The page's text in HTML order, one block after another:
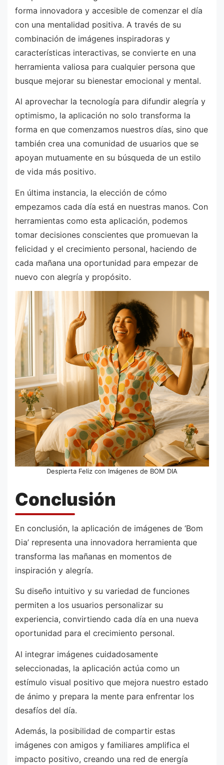
forma innovadora y accesible de comenzar el día
con una mentalidad positiva. A través de su
combinación de imágenes inspiradoras y
características interactivas, se convierte en una
herramienta valiosa para cualquier persona que
busque mejorar su bienestar emocional y mental.
Al aprovechar la tecnología para difundir alegría y
optimismo, la aplicación no solo transforma la
forma en que comenzamos nuestros días, sino que
también crea una comunidad de usuarios que se
apoyan mutuamente en su búsqueda de un estilo
de vida más positivo.
En última instancia, la elección de cómo
empezamos cada día está en nuestras manos. Con
herramientas como esta aplicación, podemos
tomar decisiones conscientes que promuevan la
felicidad y el crecimiento personal, haciendo de
cada mañana una oportunidad para empezar de
nuevo con alegría y propósito.
Despierta Feliz con Imágenes de BOM DIA
Conclusión
En conclusión, la aplicación de imágenes de ‘Bom
Dia’ representa una innovadora herramienta que
transforma las mañanas en momentos de
inspiración y alegría.
Su diseño intuitivo y su variedad de funciones
permiten a los usuarios personalizar su
experiencia, convirtiendo cada día en una nueva
oportunidad para el crecimiento personal.
Al integrar imágenes cuidadosamente
seleccionadas, la aplicación actúa como un
estímulo visual positivo que mejora nuestro estado
de ánimo y prepara la mente para enfrentar los
desafíos del día.
Además, la posibilidad de compartir estas
imágenes con amigos y familiares amplifica el
impacto positivo, creando una red de energía